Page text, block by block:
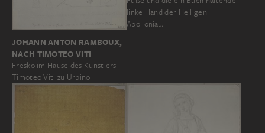
JOHANN ANTON RAMBOUX,
NACH TIMOTEO VITI
Fresko im Hause des Künstlers
Timoteo Viti zu Urbino
linke Hand der Heiligen
Apollonia…